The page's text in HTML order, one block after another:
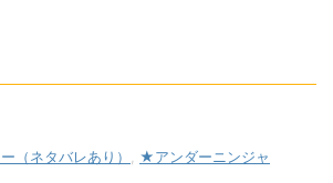
（ネタバレあり） ★アンダーニンジャ